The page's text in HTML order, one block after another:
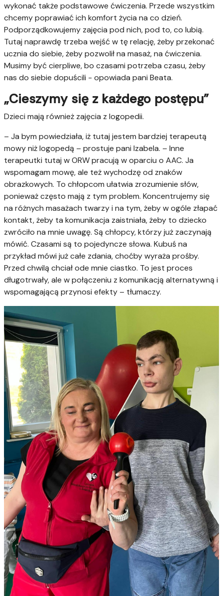
wykonać także podstawowe ćwiczenia. Przede wszystkim
chcemy poprawiać ich komfort życia na co dzień.
Podporządkowujemy zajęcia pod nich, pod to, co lubią.
Tutaj naprawdę trzeba wejść w tę relację, żeby przekonać
ucznia do siebie, żeby pozwolił na masaż, na ćwiczenia.
Musimy być cierpliwe, bo czasami potrzeba czasu, żeby
nas do siebie dopuścili - opowiada pani Beata.
„Cieszymy się z każdego postępu”
Dzieci mają również zajęcia z logopedii.
– Ja bym powiedziała, iż tutaj jestem bardziej terapeutą
mowy niż logopedą – prostuje pani Izabela. – Inne
terapeutki tutaj w ORW pracują w oparciu o AAC. Ja
wspomagam mowę, ale też wychodzę od znaków
obrazkowych. To chłopcom ułatwia zrozumienie słów,
ponieważ często mają z tym problem. Koncentrujemy się
na różnych masażach twarzy i na tym, żeby w ogóle złapać
kontakt, żeby ta komunikacja zaistniała, żeby to dziecko
zwróciło na mnie uwagę. Są chłopcy, którzy już zaczynają
mówić. Czasami są to pojedyncze słowa. Kubuś na
przykład mówi już całe zdania, choćby wyraża prośby.
Przed chwilą chciał ode mnie ciastko. To jest proces
długotrwały, ale w połączeniu z komunikacją alternatywną i
wspomagającą przynosi efekty – tłumaczy.